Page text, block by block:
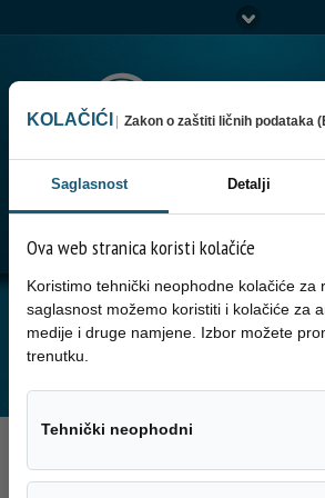
Go to:
JUTARNJA SERVISNA
30.03.2026. GODINE
30. Marta 2026.
KOLAČIĆI Zakon o zaštiti ličnih podataka
Saglasnost Detalji
Ova web stranica koristi kolačiće
Koristimo tehnički neophodne kolačiće za
saglasnost možemo koristiti i kolačiće za
medije i druge namjene. Izbor možete
trenutku.
Tehnički neophodni